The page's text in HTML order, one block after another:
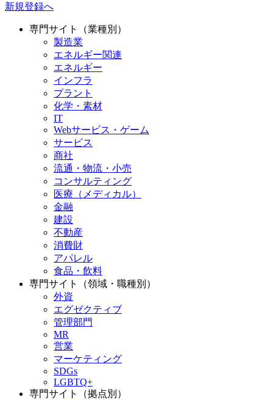
新規登録へ
専門サイト（業種別）
製造業
エネルギー関連
エネルギー
インフラ
プラント
化学・素材
IT
Webサービス・ゲーム
サービス
商社
流通・物流・小売
コンサルティング
医療（メディカル）
金融
建設
不動産
消費財
アパレル
食品・飲料
専門サイト（領域・職種別）
外資
エグゼクティブ
管理部門
MR
営業
マーケティング
SDGs
LGBTQ+
専門サイト（拠点別）